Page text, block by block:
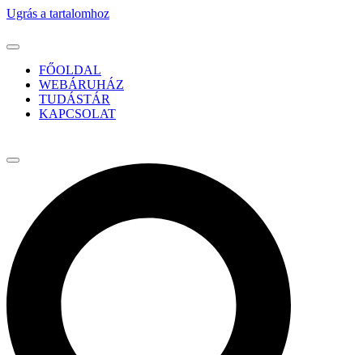
Ugrás a tartalomhoz
FŐOLDAL
WEBÁRUHÁZ
TUDÁSTÁR
KAPCSOLAT